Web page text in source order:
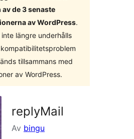
de 3 senaste
av WordPress.
längre underhålls
tillsammans med
av WordPress.
replyMail
Av bingu